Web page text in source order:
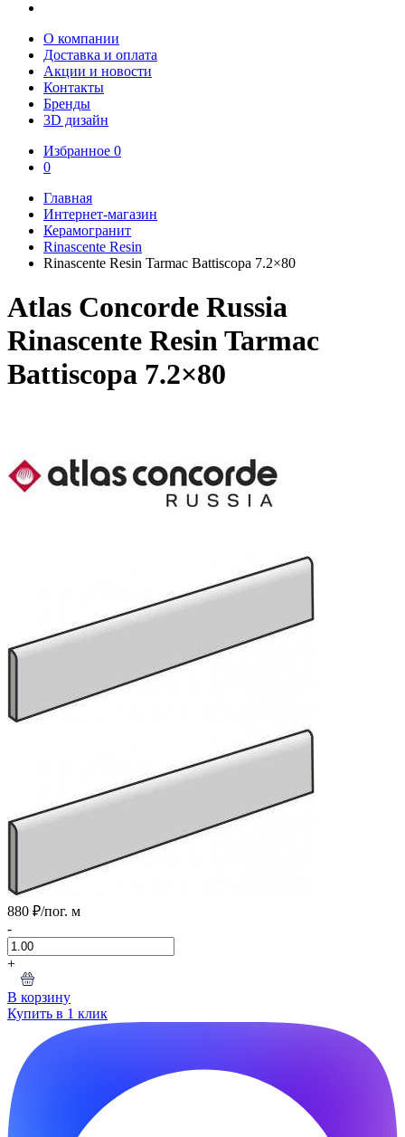
О компании
Доставка и оплата
Акции и новости
Контакты
Бренды
3D дизайн
Избранное 0
0
Главная
Интернет-магазин
Керамогранит
Rinascente Resin
Rinascente Resin Tarmac Battiscopa 7.2×80
Atlas Concorde Russia
Rinascente Resin Tarmac
Battiscopa 7.2×80
880 ₽/пог. м
-
+
В корзину
Купить в 1 клик